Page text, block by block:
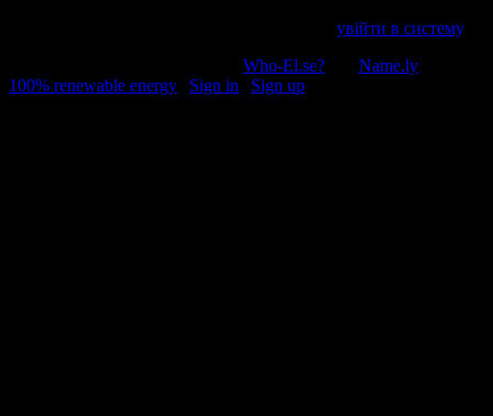
увійти в систему.
Who-El.se? Name.ly
100% renewable energy
Sign in Sign up